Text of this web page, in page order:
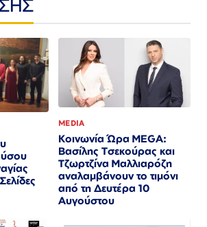
MEDIA
Κοινωνία Ώρα MEGA:
Βασίλης Τσεκούρας και
Τζωρτζίνα Μαλλιαρόζη
αναλαμβάνουν το τιμόνι
από τη Δευτέρα 10
Αυγούστου